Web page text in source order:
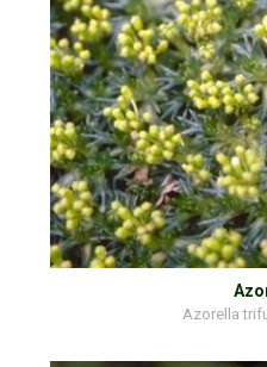
Azorella